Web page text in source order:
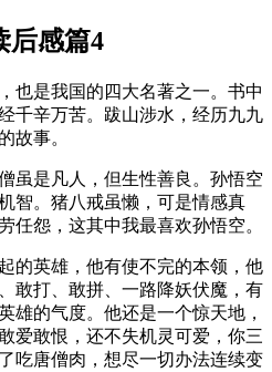
后感篇4
也是我国的四大名著之一。书中
千辛万苦。跋山涉水，经历九九
故事。
虽是凡人，但生性善良。孙悟空
智。猪八戒虽懒，可是情感真
任怨，这其中我最喜欢孙悟空。
的英雄，他有使不完的本领，他
敢打、敢拼、一路降妖伏魔，有
雄的气度。他还是一个惊天地，
爱敢恨，还不失机灵可爱，你三
吃唐僧肉，想尽一切办法连续变